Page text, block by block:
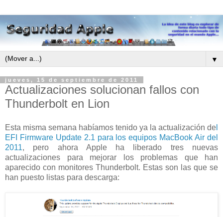
▼
jueves, 15 de septiembre de 2011
Actualizaciones solucionan fallos con
Thunderbolt en Lion
Esta misma semana habíamos tenido ya la actualización de
EFI Firmware Update 2.1 para los equipos MacBook Air del
2011, pero ahora Apple ha liberado tres nuevas
actualizaciones para mejorar los problemas que han
aparecido con monitores Thunderbolt. Estas son las que se
han puesto listas para descarga: